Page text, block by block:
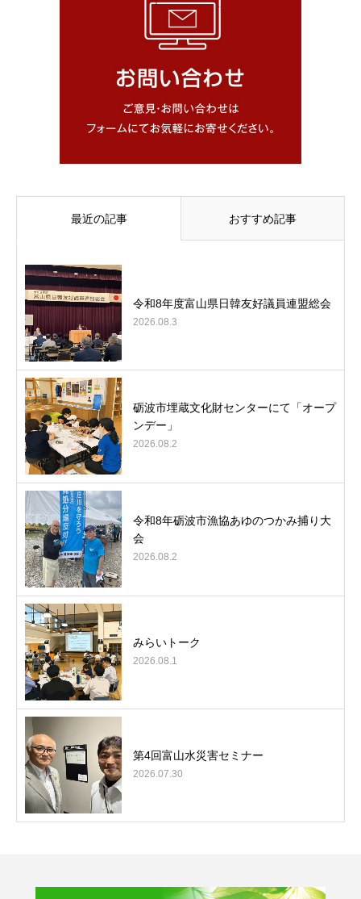
最近の記事 おすすめ記事
令和8年度富山県日韓友好議員連盟総会
2026.08.3
砺波市埋蔵文化財センターにて「オープ
ンデー」
2026.08.2
令和8年砺波市漁協あゆのつかみ捕り大
会
2026.08.2
みらいトーク
2026.08.1
第4回富山水災害セミナー
2026.07.30